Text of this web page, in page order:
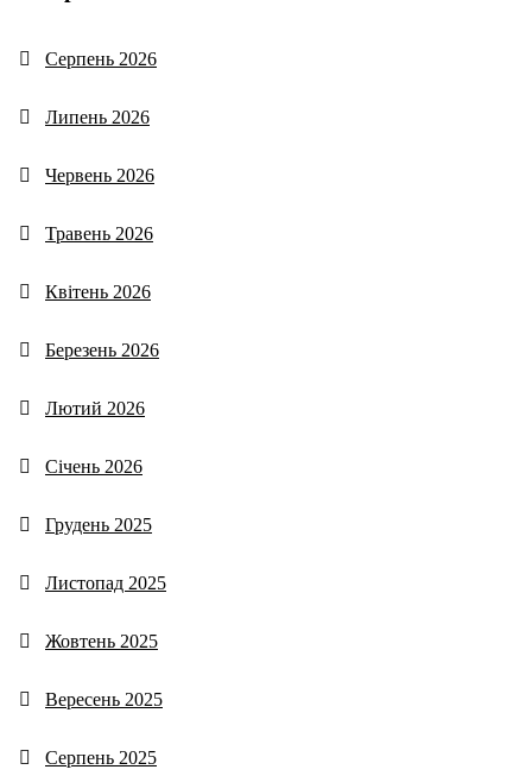
Серпень 2026
Липень 2026
Червень 2026
Травень 2026
Квітень 2026
Березень 2026
Лютий 2026
Січень 2026
Грудень 2025
Листопад 2025
Жовтень 2025
Вересень 2025
Серпень 2025